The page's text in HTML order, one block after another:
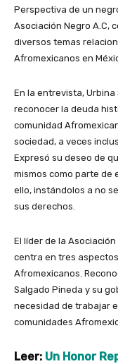
Perspectiva de un
Asociación Negro A.C,
diversos temas
Afromexicanos en
En la entrevista,
reconocer la deuda
comunidad
sociedad, a veces
Expresó su deseo de
mismos como parte de
ello, instándolos a no
sus derechos.
El líder de la
centra en tres
Afromexicanos.
Salgado Pineda y su
necesidad de trabajar
comunidades
Leer: Un Honor